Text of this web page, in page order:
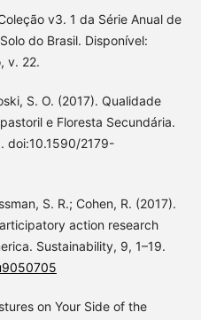
v3. 1 da Série Anual de
do Brasil. Disponível:
v. 22.
S. O. (2017). Qualidade
e Floresta Secundária.
doi:10.1590/2179-
S. R.; Cohen, R. (2017).
action research
Sustainability, 9, 1–19.
on Your Side of the